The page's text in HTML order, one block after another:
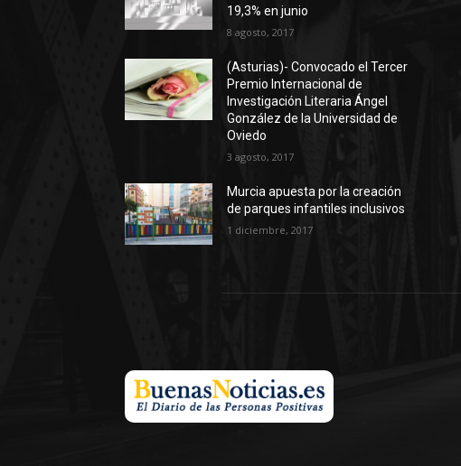
19,3% en junio
8 agosto, 2017
(Asturias)- Convocado el Tercer
Premio Internacional de
Investigación Literaria Ángel
González de la Universidad de
Oviedo
3 agosto, 2017
Murcia apuesta por la creación
de parques infantiles inclusivos
1 diciembre, 2017